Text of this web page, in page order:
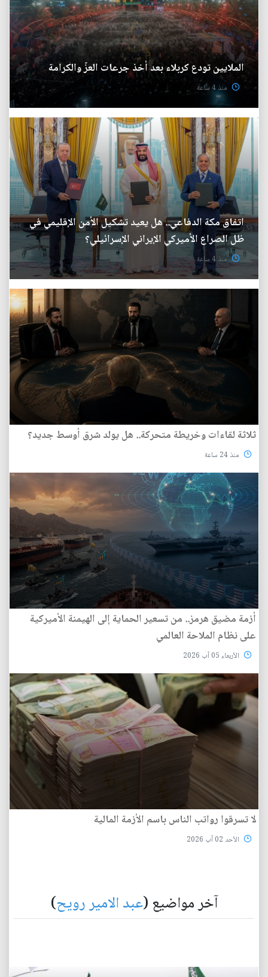
الملايين تودع كربلاء بعد أخذ جرعات العزّ والكرامة
منذ 4 ساعة
اتفاق مكة الدفاعي.. هل يعيد تشكيل الأمن الإقليمي في
ظل الصراع الأميركي الإيراني الإسرائيلي؟
منذ 4 ساعة
ثلاثة لقاءات وخريطة متحركة.. هل يولد شرق أوسط جديد؟
منذ 24 ساعة
أزمة مضيق هرمز.. من تسعير الحماية إلى الهيمنة الأميركية
على نظام الملاحة العالمي
الأربعاء 05 آب 2026
لا تسرقوا رواتب الناس باسم الأزمة المالية
الأحد 02 آب 2026
آخر مواضيع (عبد الامير رويح)